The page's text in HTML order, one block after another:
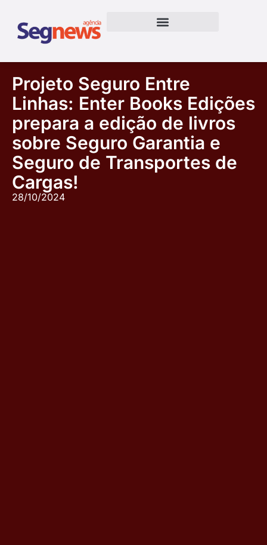
Projeto Seguro Entre
Linhas: Enter Books Edições
prepara a edição de livros
sobre Seguro Garantia e
Seguro de Transportes de
Cargas!
28/10/2024